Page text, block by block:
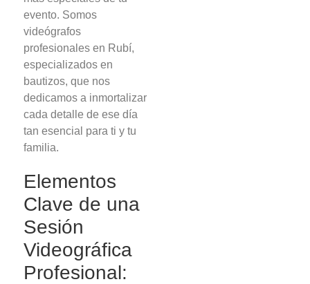
evento. Somos
videógrafos
profesionales en Rubí,
especializados en
bautizos, que nos
dedicamos a inmortalizar
cada detalle de ese día
tan esencial para ti y tu
familia.
Elementos
Clave de una
Sesión
Videográfica
Profesional: